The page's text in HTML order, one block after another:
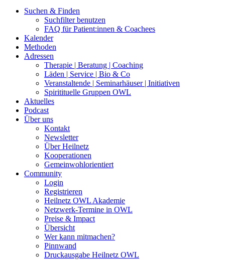
Suchen & Finden
Suchfilter benutzen
FAQ für Patient:innen & Coachees
Kalender
Methoden
Adressen
Therapie | Beratung | Coaching
Läden | Service | Bio & Co
Veranstaltende | Seminarhäuser | Initiativen
Spiritituelle Gruppen OWL
Aktuelles
Podcast
Über uns
Kontakt
Newsletter
Über Heilnetz
Kooperationen
Gemeinwohlorientiert
Community
Login
Registrieren
Heilnetz OWL Akademie
Netzwerk-Termine in OWL
Preise & Impact
Übersicht
Wer kann mitmachen?
Pinnwand
Druckausgabe Heilnetz OWL